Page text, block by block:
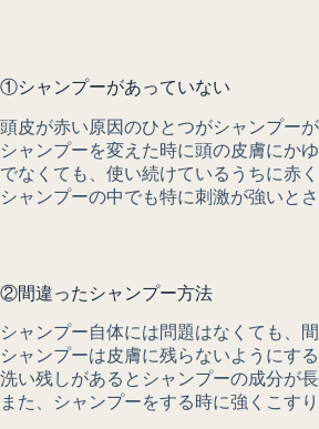
①シャンプーがあっていない
頭皮が赤い原因のひとつがシャンプー
シャンプーを変えた時に頭の皮膚にか
でなくても、使い続けているうちに赤
シャンプーの中でも特に刺激が強いと
②間違ったシャンプー方法
シャンプー自体には問題はなくても、
シャンプーは皮膚に残らないようにす
洗い残しがあるとシャンプーの成分が
また、シャンプーをする時に強くこす